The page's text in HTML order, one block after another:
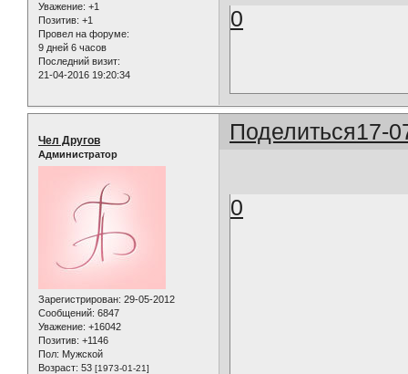
Уважение: +1
Позитив: +1
Провел на форуме:
9 дней 6 часов
Последний визит:
21-04-2016 19:20:34
0
Поделиться17-
Чел Другов
Администратор
Зарегистрирован: 29-05-2012
Сообщений: 6847
Уважение: +16042
Позитив: +1146
Пол: Мужской
Возраст: 53 [1973-01-21]
0